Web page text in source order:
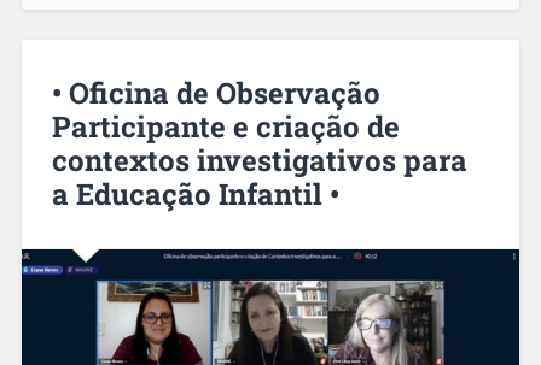
• Oficina de Observação
Participante e criação de
contextos investigativos para
a Educação Infantil •